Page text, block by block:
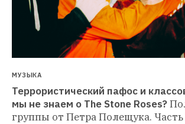
МУЗЫКА
Террористический пафос и
мы не знаем о The Stone Roses?
группы от Петра Полещука. Часть